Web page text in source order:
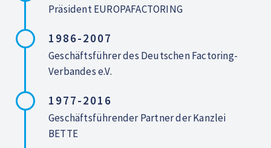
Präsident EUROPAFACTORING
1986-2007
Geschäftsführer des Deutschen Factoring-
Verbandes e.V.
1977-2016
Geschäftsführender Partner der Kanzlei
BETTE